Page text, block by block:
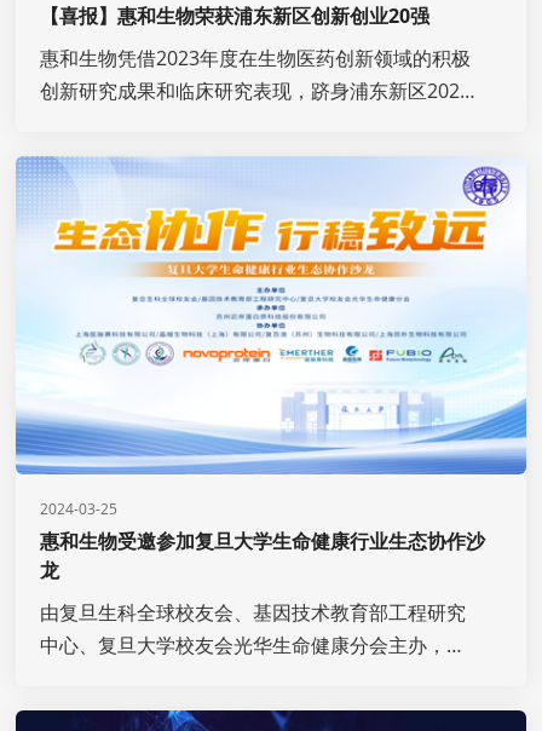
【喜报】惠和生物荣获浦东新区创新创业20强
惠和生物凭借2023年度在生物医药创新领域的积极
创新研究成果和临床研究表现，跻身浦东新区2023
创新创业奖”。本次获奖是对惠和生物扎根浦东、多
年深耕和坚持本土原创创新的又一次认可与鼓励。
惠和生物首席运营官曾立博士受邀出席表彰活动并
代表惠和生物领取荣誉奖项。
2024-03-25
惠和生物受邀参加复旦大学生命健康行业生态协作沙
龙
由复旦生科全球校友会、基因技术教育部工程研究
中心、复旦大学校友会光华生命健康分会主办，苏
命健康行业生态协作沙龙在苏州金鸡湖畔顺利举